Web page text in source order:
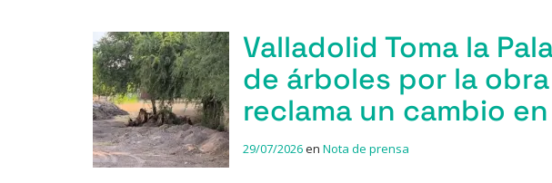
Valladolid Toma la
de árboles por la
reclama un cambio
29/07/2026en Nota de prensa